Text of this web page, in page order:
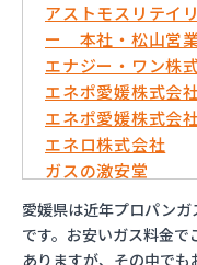
アストモスリテイ
ー 本社・松山営
エナジー・ワン株
エネポ愛媛株式会
エネポ愛媛株式会
エネロ株式会社
ガスの激安堂
ガス太郎
ともざわプロパン
マリンガス
愛媛県は近年プロパン
です。お安いガス料金
ありますが、その中で